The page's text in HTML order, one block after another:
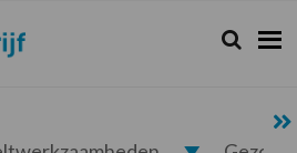
Zoeken...
Zoek